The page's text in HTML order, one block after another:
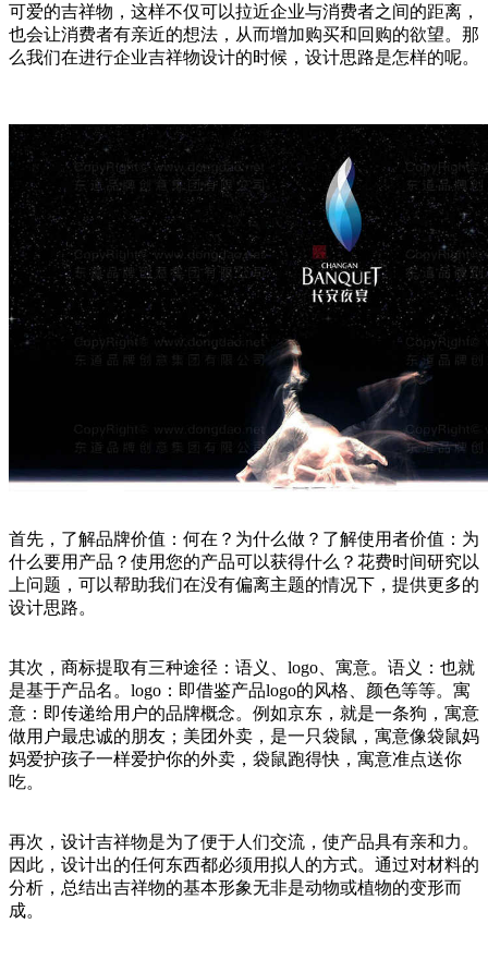
可爱的吉祥物，这样不仅可以拉近企业与消费者之间的距离，
也会让消费者有亲近的想法，从而增加购买和回购的欲望。那
么我们在进行企业吉祥物设计的时候，设计思路是怎样的呢。
首先，了解品牌价值：何在？为什么做？了解使用者价值：为
什么要用产品？使用您的产品可以获得什么？花费时间研究以
上问题，可以帮助我们在没有偏离主题的情况下，提供更多的
设计思路。
其次，商标提取有三种途径：语义、logo、寓意。语义：也就
是基于产品名。logo：即借鉴产品logo的风格、颜色等等。寓
意：即传递给用户的品牌概念。例如京东，就是一条狗，寓意
做用户最忠诚的朋友；美团外卖，是一只袋鼠，寓意像袋鼠妈
妈爱护孩子一样爱护你的外卖，袋鼠跑得快，寓意准点送你
吃。
再次，设计吉祥物是为了便于人们交流，使产品具有亲和力。
因此，设计出的任何东西都必须用拟人的方式。通过对材料的
分析，总结出吉祥物的基本形象无非是动物或植物的变形而
成。